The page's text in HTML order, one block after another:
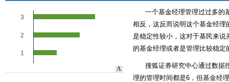
3
2
1
A
一个基金经理管理过过多的
相反，这反而说明这个基金经理
是稳定性较小，这对于基民来
的基金经理或者是管理比较稳
搜狐证券研究中心通过数据
理的管理时间都是6，但基金经